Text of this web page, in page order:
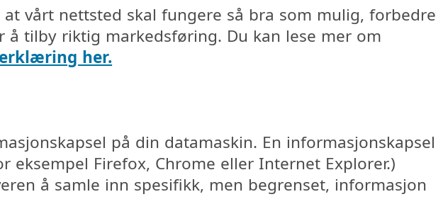
vårt nettsted skal fungere så bra som mulig, forbedre
tilby riktig markedsføring. Du kan lese mer om
her.
på din datamaskin. En informasjonskapsel
Firefox, Chrome eller Internet Explorer.)
å samle inn spesifikk, men begrenset, informasjon